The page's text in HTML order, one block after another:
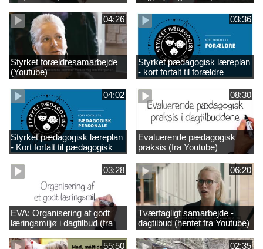
04:26
Styrket forældresamarbejde
(Youtube)
03:36
Styrket pædagogisk læreplan
- kort fortalt til forældre
(Youtube)
04:02
Styrket pædagogisk læreplan
- Kort fortalt til pædagogisk
personale /Youtube)
08:30
Evaluerende pædagogisk
praksis (fra Youtube)
03:28
EVA: Organisering af godt
læringsmiljø i dagtilbud (fra
Youtube)
06:20
Tværfagligt samarbejde -
dagtilbud (hentet fra Youtube)
55:50 02:35